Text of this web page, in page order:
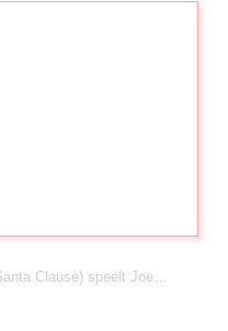
Clause) speelt Joe…